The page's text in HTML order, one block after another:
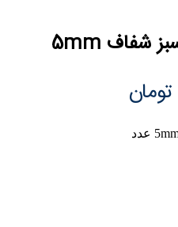
تومان